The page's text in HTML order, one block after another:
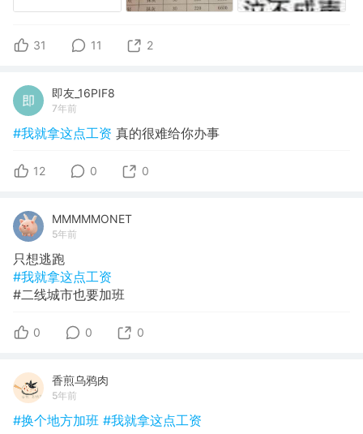
31 11 2
即友_16PIF8
7年前
#我就拿这点工资 真的很难给你办事
12 0 0
MMMMMONET
5年前
只想逃跑
#我就拿这点工资
#二线城市也要加班
0 0 0
香煎乌鸦肉
5年前
#换个地方加班 #我就拿这点工资